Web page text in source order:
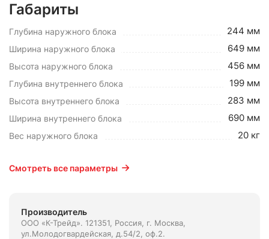
Габариты
Глубина наружного блока 244 мм
Ширина наружного блока 649 мм
Высота наружного блока 456 мм
Глубина внутреннего блока 199 мм
Высота внутреннего блока 283 мм
Ширина внутреннего блока 690 мм
Вес наружного блока 20 кг
Смотреть все параметры
Производитель
ООО «К-Трейд». 121351, Россия, г. Москва,
ул.Молодогвардейская, д.54/2, оф.2.